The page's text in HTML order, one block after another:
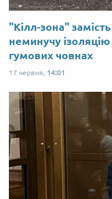
"Кілл-зона"
неминучу
гумових човнах
17 червня, 14:01